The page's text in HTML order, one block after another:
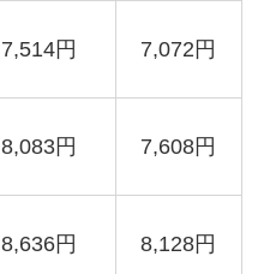
7,514円 7,072円
8,083円 7,608円
8,636円 8,128円